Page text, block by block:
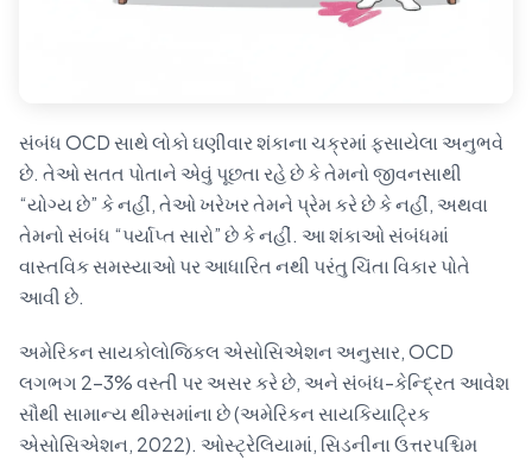
સંબંધ OCD સાથે લોકો ઘણીવાર શંકાના ચક્રમાં ફસાયેલા અનુભવે
છે. તેઓ સતત પોતાને એવું પૂછતા રહે છે કે તેમનો જીવનસાથી
“યોગ્ય છે” કે નહીં, તેઓ ખરેખર તેમને પ્રેમ કરે છે કે નહીં, અથવા
તેમનો સંબંધ “પર્યાપ્ત સારો” છે કે નહીં. આ શંકાઓ સંબંધમાં
વાસ્તવિક સમસ્યાઓ પર આધારિત નથી પરંતુ ચિંતા વિકાર પોતે
આવી છે.
અમેરિકન સાયકોલોજિકલ એસોસિએશન અનુસાર, OCD
લગભગ 2-3% વસ્તી પર અસર કરે છે, અને સંબંધ-કેન્દ્રિત આવેશ
સૌથી સામાન્ય થીમ્સમાંના છે (અમેરિકન સાયકિયાટ્રિક
એસોસિએશન, 2022). ઓસ્ટ્રેલિયામાં, સિડનીના ઉત્તરપશ્ચિમ